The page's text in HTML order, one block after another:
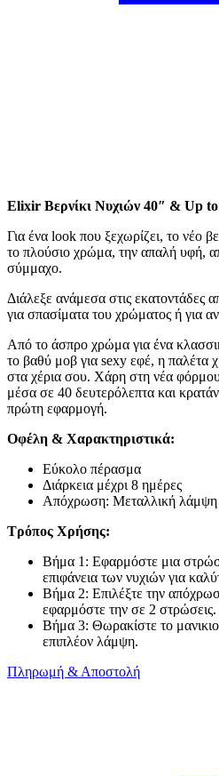
Elixir Βερνίκι Νυχιών 40″ & Up
Για ένα look που ξεχωρίζει, το νέο
το πλούσιο χρώμα, την απαλή υφή,
σύμμαχο.
Διάλεξε ανάμεσα στις εκατοντάδες
για σπασίματα του χρώματος ή για
Από το άσπρο χρώμα για ένα
το βαθύ μοβ για sexy εφέ, η παλέτα
στα χέρια σου. Χάρη στη νέα
μέσα σε 40 δευτερόλεπτα και
πρώτη εφαρμογή.
Οφέλη & Χαρακτηριστικά:
Εύκολο πέρασμα
Διάρκεια μέχρι 8 ημέρες
Απόχρωση: Μεταλλική λάμψη
Τρόπος Χρήσης:
Βήμα 1: Εφαρμόστε μια
επιφάνεια των νυχιών για
Βήμα 2: Επιλέξτε την
εφαρμόστε την σε 2 στρώσεις.
Βήμα 3: Θωρακίστε το
επιπλέον λάμψη.
Πληρωμή & Αποστολή